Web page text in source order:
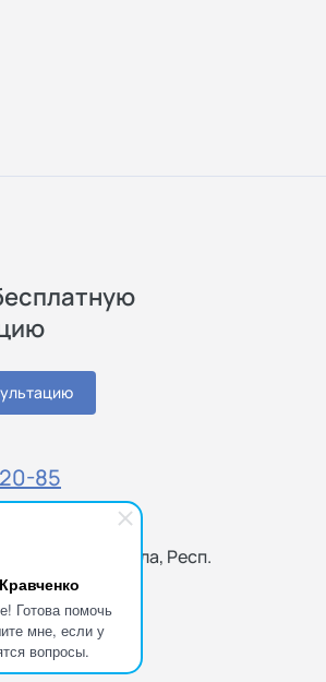
Готова помочь
мне, если у
вопросы.
85
2а, Махачкала, Респ.